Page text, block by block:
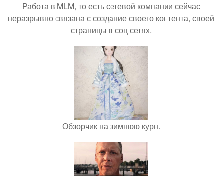
Работа в MLM, то есть сетевой компании сейчас
неразрывно связана с создание своего контента, своей
страницы в соц сетях.
Обзорчик на зимнюю курн.